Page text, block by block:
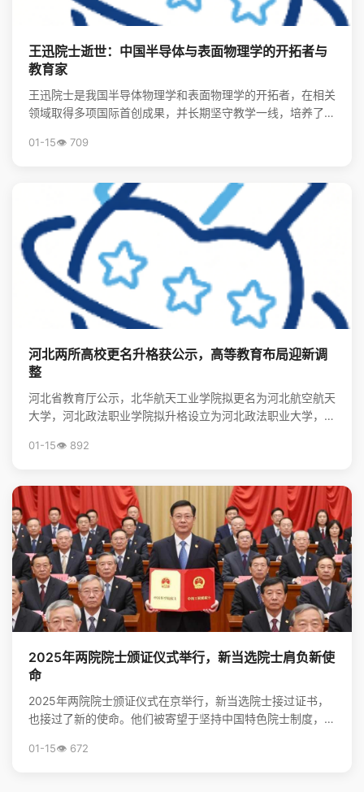
王迅院士逝世：中国半导体与表面物理学的开拓者与
教育家
王迅院士是我国半导体物理学和表面物理学的开拓者，在相关
领域取得多项国际首创成果，并长期坚守教学一线，培养了大
01-15👁️ 709
河北两所高校更名升格获公示，高等教育布局迎新调
整
河北省教育厅公示，北华航天工业学院拟更名为河北航空航天
大学，河北政法职业学院拟升格设立为河北政法职业大学，标
01-15👁️ 892
2025年两院院士颁证仪式举行，新当选院士肩负新使
命
2025年两院院士颁证仪式在京举行，新当选院士接过证书，
也接过了新的使命。他们被寄望于坚持中国特色院士制度，勇
01-15👁️ 672